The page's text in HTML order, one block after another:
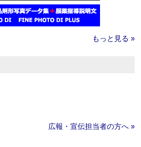
もっと見る »
広報・宣伝担当者の方へ »